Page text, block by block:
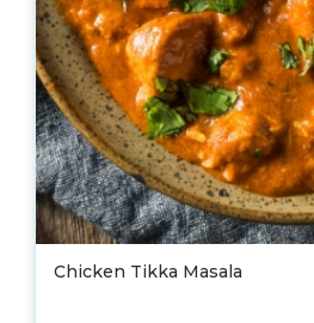
Chicken Tikka Masala